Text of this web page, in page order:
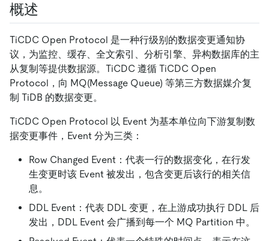
概述
TiCDC Open Protocol 是一种行级别的数据变更通知协
议，为监控、缓存、全文索引、分析引擎、异构数据库的主
从复制等提供数据源。TiCDC 遵循 TiCDC Open
Protocol，向 MQ(Message Queue) 等第三方数据媒介复
制 TiDB 的数据变更。
TiCDC Open Protocol 以 Event 为基本单位向下游复制数
据变更事件，Event 分为三类：
Row Changed Event：代表一行的数据变化，在行发
生变更时该 Event 被发出，包含变更后该行的相关信
息。
DDL Event：代表 DDL 变更，在上游成功执行 DDL 后
发出，DDL Event 会广播到每一个 MQ Partition 中。